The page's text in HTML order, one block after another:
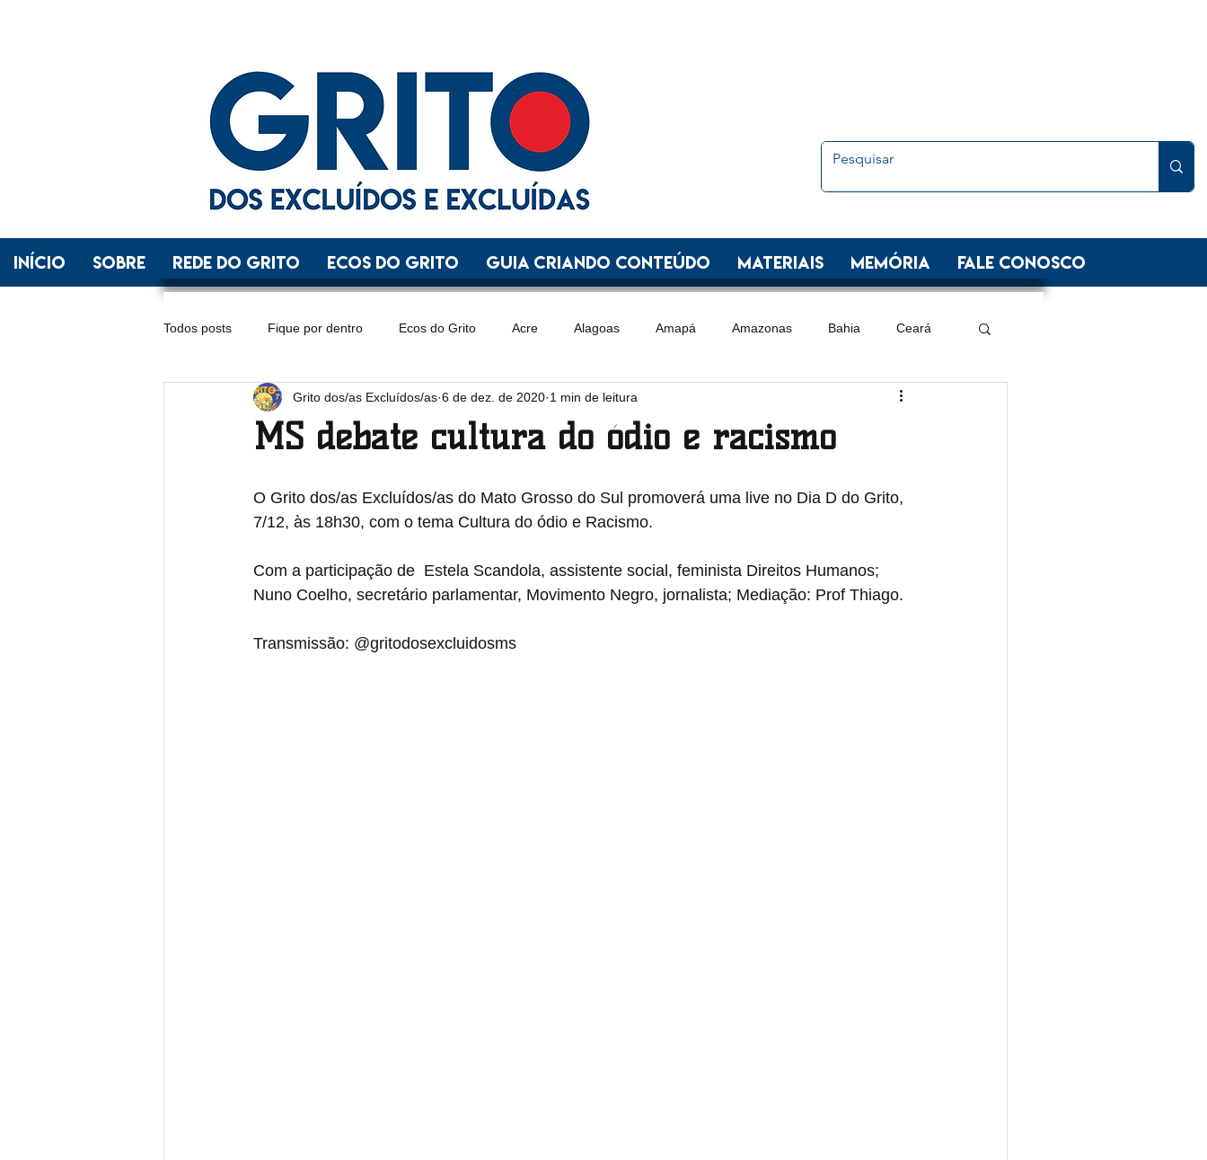
INÍCIO SOBRE REDE DO GRITO ECOS DO GRITO GUIA CRIANDO CONTEÚDO Materiais Memória FALE CONOSCO
Todos posts Fique por dentro Ecos do Grito Acre Alagoas Amapá Amazonas Bahia Ceará
Distrito Federal Espírito Santo Goiás Maranhão Mato Grosso Minas Gerais
MS debate cultura do ódio e racismo
Grito dos/as Excluídos/as 6 de dez. de 2020 1 min de leitura
O Grito dos/as Excluídos/as do Mato Grosso do Sul promoverá uma live no Dia D do Grito,
7/12, às 18h30, com o tema Cultura do ódio e Racismo.
Com a participação de  Estela Scandola, assistente social, feminista Direitos Humanos;
Nuno Coelho, secretário parlamentar, Movimento Negro, jornalista; Mediação: Prof Thiago.
Transmissão: @gritodosexcluidosms